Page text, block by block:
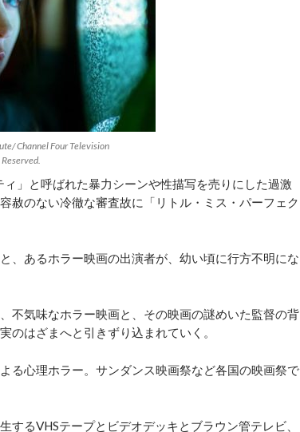
Channel Four Television
」と呼ばれた暴力シーンや性描写を売りにした過激
赦のない冷徹な審査故に「リトル・ミス・パーフェク
、あるホラー映画の出演者が、幼い頃に行方不明にな
不気味なホラー映画と、その映画の謎めいた監督の背
のはざまへと引きずり込まれていく。
る心理ホラー。サンダンス映画祭など各国の映画祭で
るVHSテープとビデオデッキとブラウン管テレビ、